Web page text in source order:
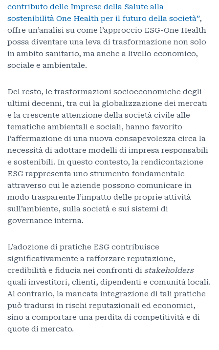
contributo delle Imprese della Salute alla
sostenibilità One Health per il futuro della società”,
offre un’analisi su come l’approccio ESG-One Health
possa diventare una leva di trasformazione non solo
in ambito sanitario, ma anche a livello economico,
sociale e ambientale.
Del resto, le trasformazioni socioeconomiche degli
ultimi decenni, tra cui la globalizzazione dei mercati
e la crescente attenzione della società civile alle
tematiche ambientali e sociali, hanno favorito
l’affermazione di una nuova consapevolezza circa la
necessità di adottare modelli di impresa responsabili
e sostenibili. In questo contesto, la rendicontazione
ESG rappresenta uno strumento fondamentale
attraverso cui le aziende possono comunicare in
modo trasparente l’impatto delle proprie attività
sull’ambiente, sulla società e sui sistemi di
governance interna.
L’adozione di pratiche ESG contribuisce
significativamente a rafforzare reputazione,
credibilità e fiducia nei confronti di stakeholders
quali investitori, clienti, dipendenti e comunità locali.
Al contrario, la mancata integrazione di tali pratiche
può tradursi in rischi reputazionali ed economici,
sino a comportare una perdita di competitività e di
quote di mercato.